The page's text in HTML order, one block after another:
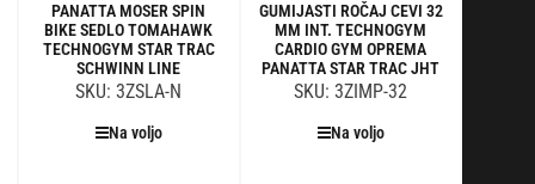
PANATTA MOSER SPIN
BIKE SEDLO TOMAHAWK
TECHNOGYM STAR TRAC
SCHWINN LINE
SKU: 3ZSLA-N
Na voljo
GUMIJASTI ROČAJ CEVI 32
MM INT. TECHNOGYM
CARDIO GYM OPREMA
PANATTA STAR TRAC JHT
SKU: 3ZIMP-32
Na voljo